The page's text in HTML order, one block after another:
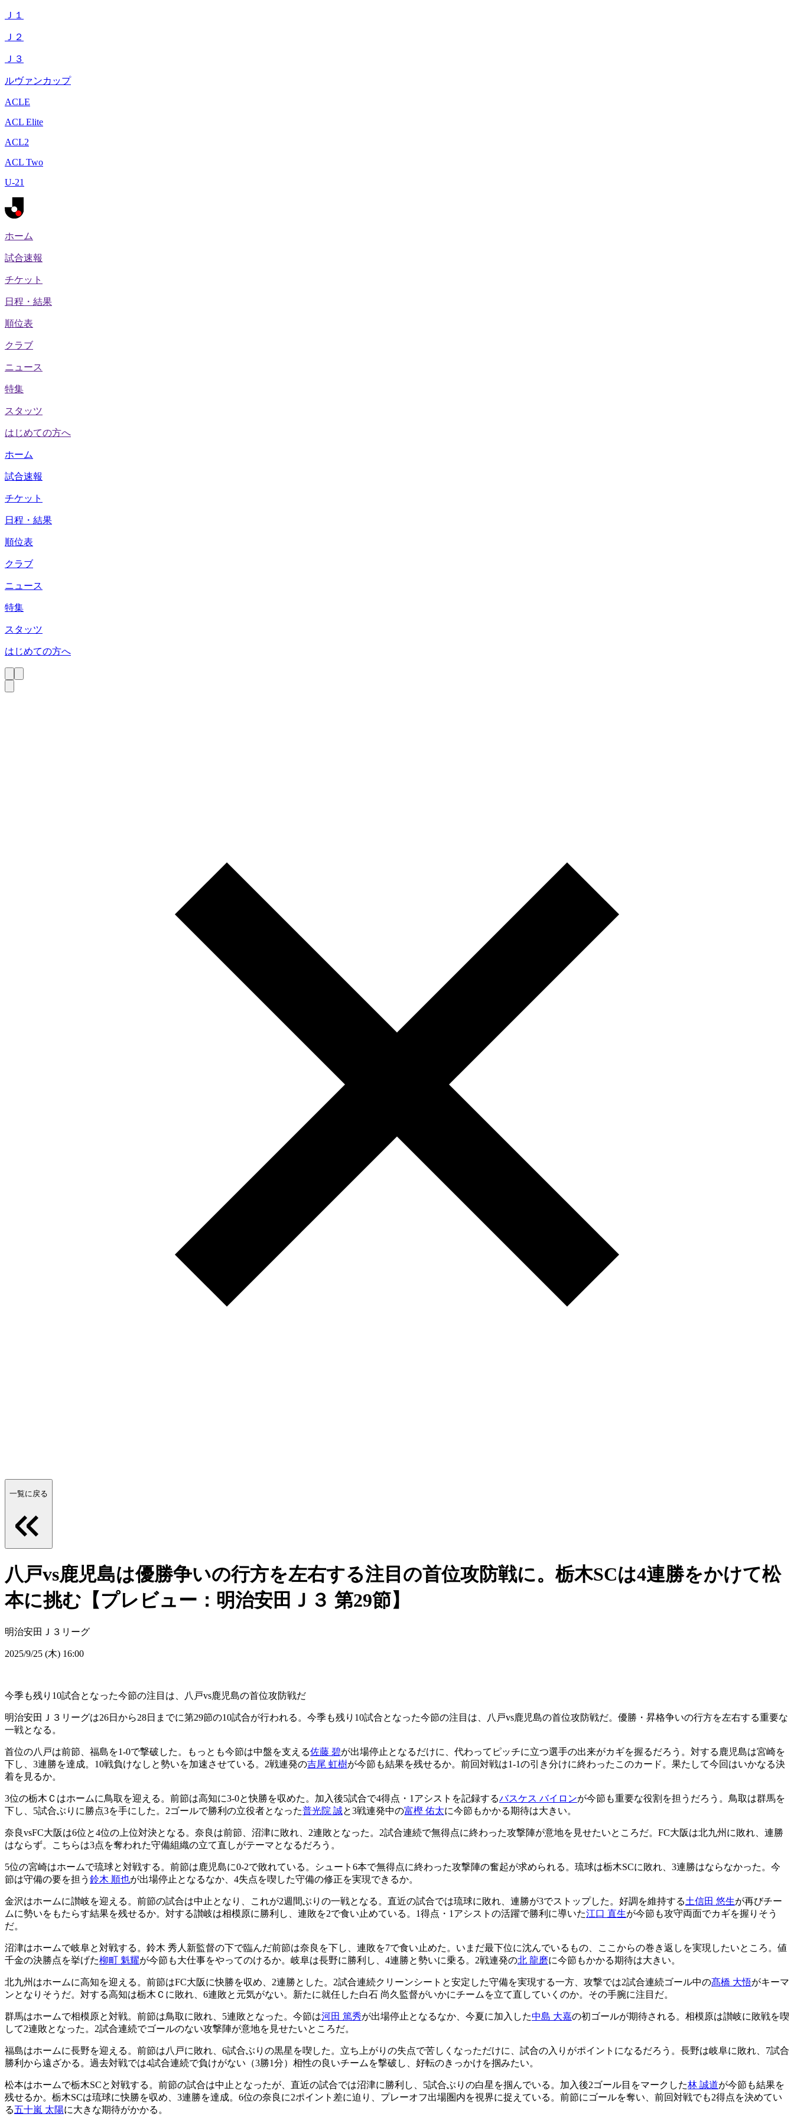
Ｊ１
Ｊ２
Ｊ３
ルヴァンカップ
ACLE
ACL Elite
ACL2
ACL Two
U-21
ホーム
試合速報
チケット
日程・結果
順位表
クラブ
ニュース
特集
スタッツ
はじめての方へ
ホーム
試合速報
チケット
日程・結果
順位表
クラブ
ニュース
特集
スタッツ
はじめての方へ
一覧に戻る
八戸vs鹿児島は優勝争いの行方を左右する注目の首位攻防戦に。栃木SCは4連勝をかけて松
本に挑む【プレビュー：明治安田Ｊ３ 第29節】
明治安田Ｊ３リーグ
2025/9/25 (木) 16:00
今季も残り10試合となった今節の注目は、八戸vs鹿児島の首位攻防戦だ
明治安田Ｊ３リーグは26日から28日までに第29節の10試合が行われる。今季も残り10試合となった今節の注目は、八戸vs鹿児島の首位攻防戦だ。優勝・昇格争いの行方を左右する重要な
一戦となる。
首位の八戸は前節、福島を1-0で撃破した。もっとも今節は中盤を支える佐藤 碧が出場停止となるだけに、代わってピッチに立つ選手の出来がカギを握るだろう。対する鹿児島は宮崎を
下し、3連勝を達成。10戦負けなしと勢いを加速させている。2戦連発の吉尾 虹樹が今節も結果を残せるか。前回対戦は1-1の引き分けに終わったこのカード。果たして今回はいかなる決
着を見るか。
3位の栃木Ｃはホームに鳥取を迎える。前節は高知に3-0と快勝を収めた。加入後5試合で4得点・1アシストを記録するバスケス バイロンが今節も重要な役割を担うだろう。鳥取は群馬を
下し、5試合ぶりに勝点3を手にした。2ゴールで勝利の立役者となった普光院 誠と3戦連発中の富樫 佑太に今節もかかる期待は大きい。
奈良vsFC大阪は6位と4位の上位対決となる。奈良は前節、沼津に敗れ、2連敗となった。2試合連続で無得点に終わった攻撃陣が意地を見せたいところだ。FC大阪は北九州に敗れ、連勝
はならず。こちらは3点を奪われた守備組織の立て直しがテーマとなるだろう。
5位の宮崎はホームで琉球と対戦する。前節は鹿児島に0-2で敗れている。シュート6本で無得点に終わった攻撃陣の奮起が求められる。琉球は栃木SCに敗れ、3連勝はならなかった。今
節は守備の要を担う 鈴木 順也が出場停止となるなか、4失点を喫した守備の修正を実現できるか。
金沢はホームに讃岐を迎える。前節の試合は中止となり、これが2週間ぶりの一戦となる。直近の試合では琉球に敗れ、連勝が3でストップした。好調を維持する土信田 悠生が再びチー
ムに勢いをもたらす結果を残せるか。対する讃岐は相模原に勝利し、連敗を2で食い止めている。1得点・1アシストの活躍で勝利に導いた江口 直生が今節も攻守両面でカギを握りそう
だ。
沼津はホームで岐阜と対戦する。鈴木 秀人新監督の下で臨んだ前節は奈良を下し、連敗を7で食い止めた。いまだ最下位に沈んでいるもの、ここからの巻き返しを実現したいところ。値
千金の決勝点を挙げた柳町 魁耀が今節も大仕事をやってのけるか。岐阜は長野に勝利し、4連勝と勢いに乗る。2戦連発の北 龍磨に今節もかかる期待は大きい。
北九州はホームに高知を迎える。前節はFC大阪に快勝を収め、2連勝とした。2試合連続クリーンシートと安定した守備を実現する一方、攻撃では2試合連続ゴール中の髙橋 大悟がキーマ
ンとなりそうだ。対する高知は栃木Ｃに敗れ、6連敗と元気がない。新たに就任した白石 尚久監督がいかにチームを立て直していくのか。その手腕に注目だ。
群馬はホームで相模原と対戦。前節は鳥取に敗れ、5連敗となった。今節は河田 篤秀が出場停止となるなか、今夏に加入した中島 大嘉の初ゴールが期待される。相模原は讃岐に敗戦を喫
して2連敗となった。2試合連続でゴールのない攻撃陣が意地を見せたいところだ。
福島はホームに長野を迎える。前節は八戸に敗れ、6試合ぶりの黒星を喫した。立ち上がりの失点で苦しくなっただけに、試合の入りがポイントになるだろう。長野は岐阜に敗れ、7試合
勝利から遠ざかる。過去対戦では4試合連続で負けがない（3勝1分）相性の良いチームを撃破し、好転のきっかけを掴みたい。
松本はホームで栃木SCと対戦する。前節の試合は中止となったが、直近の試合では沼津に勝利し、5試合ぶりの白星を掴んでいる。加入後2ゴール目をマークした林 誠道が今節も結果を
残せるか。栃木SCは琉球に快勝を収め、3連勝を達成。6位の奈良に2ポイント差に迫り、プレーオフ出場圏内を視界に捉えている。前節にゴールを奪い、前回対戦でも2得点を決めてい
る五十嵐 太陽に大きな期待がかかる。